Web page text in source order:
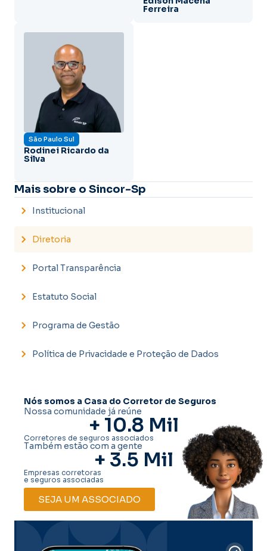
Ferreira
São Paulo Sul
Rodinei Ricardo da
Silva
Mais sobre o Sincor-Sp
Institucional
Diretoria
Portal Transparência
Estatuto Social
Programa de Gestão
Política de Privacidade e Proteção de Dados
Nós somos a Casa do Corretor de Seguros
Nossa comunidade já reúne
+ 10.8 Mil
Corretores de seguros associados
Também estão com a gente
+ 3.5 Mil
Empresas corretoras
e seguros associadas
SEJA UM ASSOCIADO